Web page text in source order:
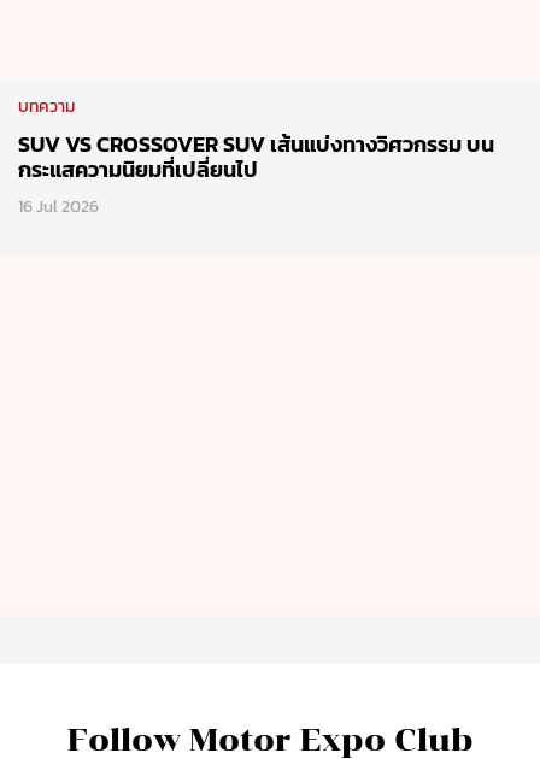
บทความ
SUV VS CROSSOVER SUV เส้นแบ่งทางวิศวกรรม บน
กระแสความนิยมที่เปลี่ยนไป
16 Jul 2026
Follow Motor Expo Club